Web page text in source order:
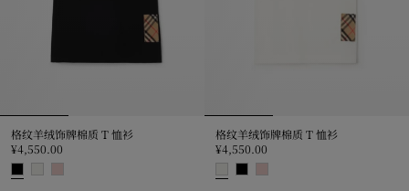
格纹羊绒饰牌棉质 T 恤衫
¥4,550.00
格纹羊绒饰牌棉质 T 恤衫
¥4,550.00